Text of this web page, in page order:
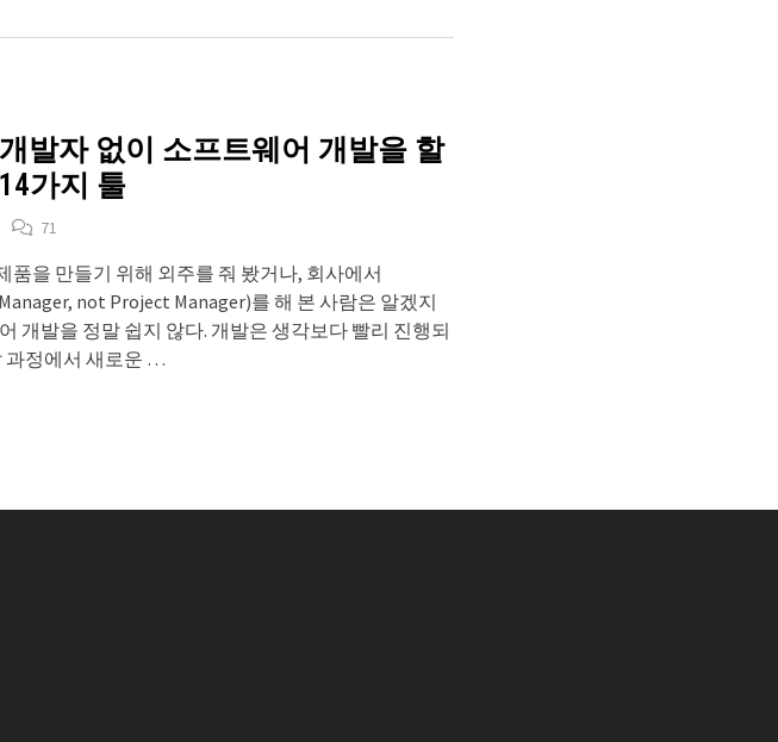
발자 없이 소프트웨어 개발을 할
가지 툴
71
품을 만들기 위해 외주를 줘 봤거나, 회사에서
not Project Manager)를 해 본 사람은 알겠지
개발을 정말 쉽지 않다. 개발은 생각보다 빨리 진행되
과정에서 새로운 …